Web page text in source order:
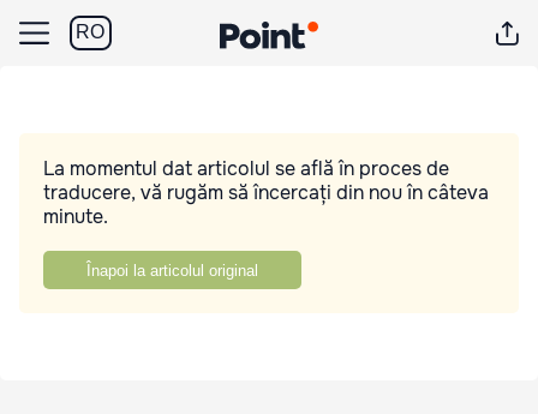
RO
La momentul dat articolul se află în proces de
traducere, vă rugăm să încercați din nou în câteva
minute.
Înapoi la articolul original